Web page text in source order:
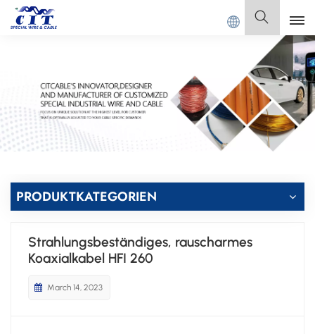
CIT SPECIAL CABLE Co., Ltd. Deutsch
English
Français
Italiano
Español
PRODUKTKATEGORIEN
Strahlungsbeständiges, rauscharmes
Koaxialkabel HFI 260
March 14, 2023